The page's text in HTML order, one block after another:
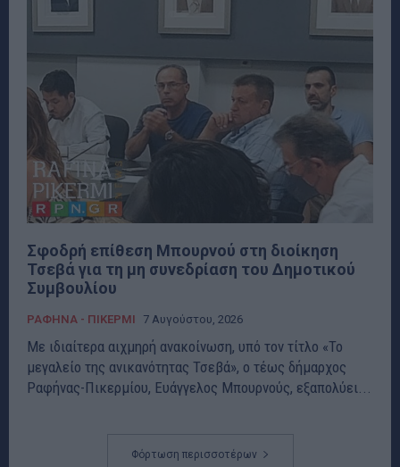
Σφοδρή επίθεση Μπουρνού στη διοίκηση
Τσεβά για τη μη συνεδρίαση του Δημοτικού
Συμβουλίου
ΡΑΦΗΝΑ - ΠΙΚΕΡΜΙ 7 Αυγούστου, 2026
Με ιδιαίτερα αιχμηρή ανακοίνωση, υπό τον τίτλο «Το
μεγαλείο της ανικανότητας Τσεβά», ο τέως δήμαρχος
Ραφήνας-Πικερμίου, Ευάγγελος Μπουρνούς, εξαπολύει...
Φόρτωση περισσοτέρων